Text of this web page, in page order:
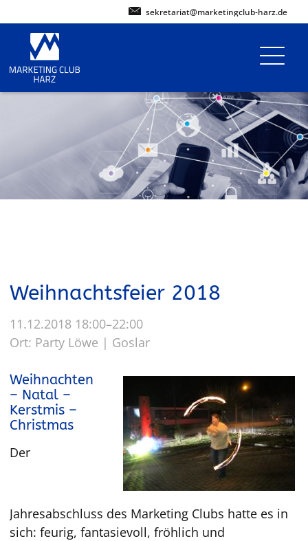
sekretariat@marketingclub-harz.de
Weihnachtsfeier 2018
11.12.2018 18:00–22:00
Ort: Party Löwe | Goslar
Weihnachten
– Natal –
Kerstmis –
Christmas
Der
Jahresabschluss des Marketing Clubs hatte es in
sich: feurig, fantasievoll, fröhlich und